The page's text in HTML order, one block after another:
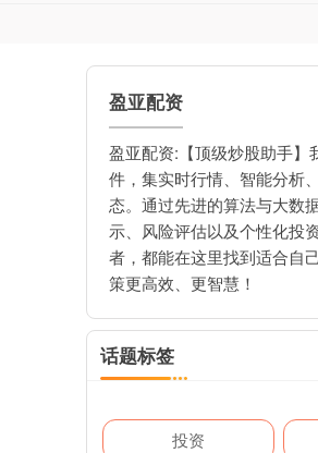
盈亚配资
盈亚配资:【顶级炒股助手】
件，集实时行情、智能分析
态。通过先进的算法与大数
示、风险评估以及个性化投
者，都能在这里找到适合自
策更高效、更智慧！
话题标签
投资